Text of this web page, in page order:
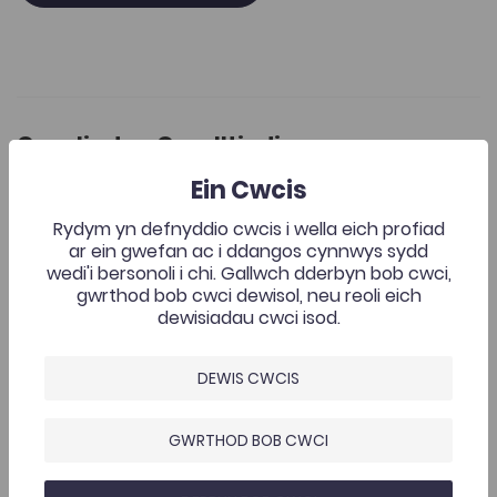
Casgliadau Cysylltiedig
Sally Baker et al., 'Trafodaeth feirniadol o gyfraniad
Add to favourites
Dyddiad cyhoeddi: 2011 Add to favourites
Sally Baker et al., 'Trafodaeth feirniadol o
gyfraniad defnyddwyr gwasanaeth at
addysg gwaith cymdeithasol yng...
cychwynnol a wnaed i asesu cyfraniad defnyddwyr
Ein Cwcis
Rydym yn defnyddio cwcis i wella eich profiad
ar ein gwefan ac i ddangos cynnwys sydd
wedi'i bersonoli i chi. Gallwch dderbyn bob cwci,
gwrthod bob cwci dewisol, neu reoli eich
dewisiadau cwci isod.
DEWIS CWCIS
GWRTHOD BOB CWCI